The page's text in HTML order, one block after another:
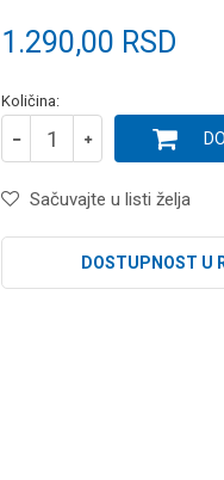
1.290,00 RSD
Količina:
Sačuvajte u listi želja
DOSTUPNOST U